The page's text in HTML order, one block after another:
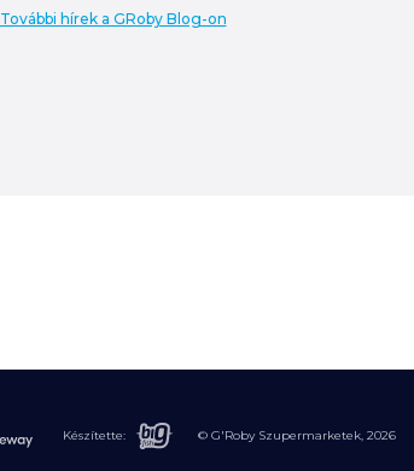
költséget nem tartalmazza. További
További hírek a GRoby Blog-on
Készítette: © G'Roby Szupermarketek, 2026